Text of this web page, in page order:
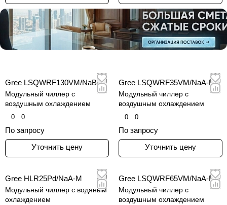
Gree LSQWRF130VM/NaB-X
Модульный чиллер c
воздушным охлаждением
0 0
По запросу
Уточнить цену
Gree LSQWRF35VM/NaA-M
Модульный чиллер c
воздушным охлаждением
0 0
По запросу
Уточнить цену
Gree HLR25Pd/NaA-M
Модульный чиллер c водяным
охлаждением
Gree LSQWRF65VM/NaA-M
Модульный чиллер c
воздушным охлаждением